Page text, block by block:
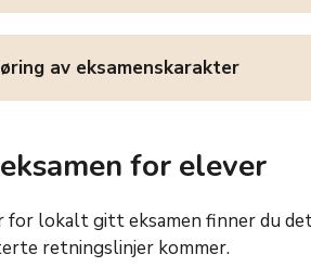
av eksamenskarakter
for elever
for lokalt gitt eksamen finner du
retningslinjer kommer.